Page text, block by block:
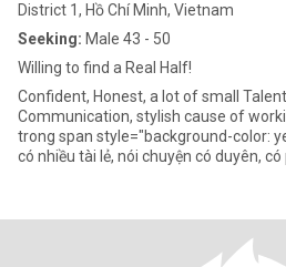
District 1, Hồ Chí Minh, Vietnam
Seeking: Male 43 - 50
Willing to find a Real Half!
Confident, Honest, a lot of small
Communication, stylish cause of
trong span style="background-color:
có nhiều tài lẻ, nói chuyện có duyên,